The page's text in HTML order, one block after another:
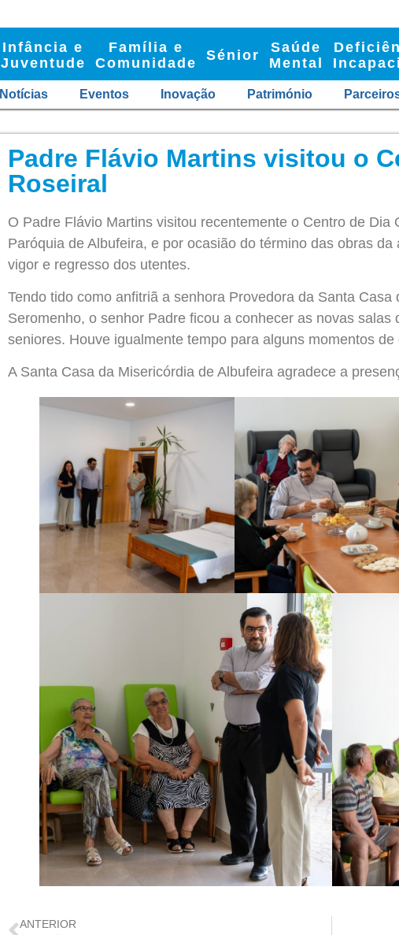
Infância e
Juventude
Família e
Comunidade
Sénior
Saúde
Mental
Notícias Eventos Inovação Património
Padre Flávio Martins visitou o
Roseiral
O Padre Flávio Martins visitou recentemente o Centro de
Paróquia de Albufeira, e por ocasião do término das obras
vigor e regresso dos utentes.
Tendo tido como anfitriã a senhora Provedora da Santa
Seromenho, o senhor Padre ficou a conhecer as novas
seniores. Houve igualmente tempo para alguns momentos de
A Santa Casa da Misericórdia de Albufeira agradece a
ANTERIOR